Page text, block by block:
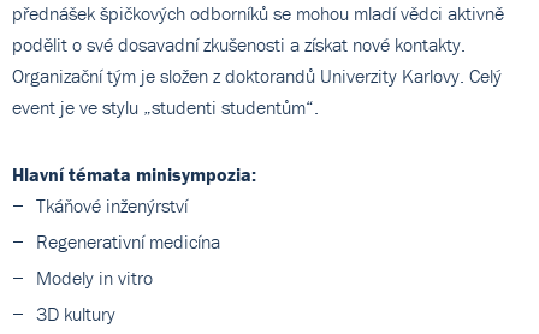
přednášek špičkových odborníků se mohou mladí vědci aktivně
podělit o své dosavadní zkušenosti a získat nové kontakty.
Organizační tým je složen z doktorandů Univerzity Karlovy. Celý
event je ve stylu „studenti studentům“.
Hlavní témata minisympozia:
Tkáňové inženýrství
Regenerativní medicína
Modely in vitro
3D kultury